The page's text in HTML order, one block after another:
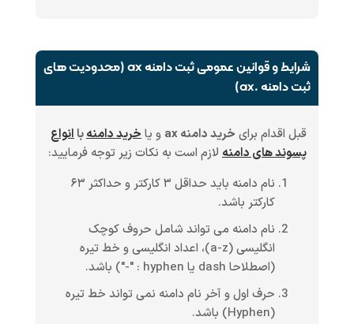
شرایط و قوانین عمومی ثبت دامنه ax (محدودیت های
ثبت دامنه .ax)
قبل اقدام برای خرید دامنه ax و یاخرید دامنهباانواع
پسوند های دامنه لازم است به نکات زیر توجه فرمایید:
نام دامنه باید حداقل ۳ کارکتر و حداکثر ۶۳
کارکتر باشد.
نام دامنه می تواند شامل حروف کوچک
انگلیسی (a-z)، اعداد انگلیسی و خط تیره
(اصطلاحا dash یا hyphen : "-") باشد.
حرف اول و آخر نام دامنه نمی تواند خط تیره
(Hyphen) باشد.